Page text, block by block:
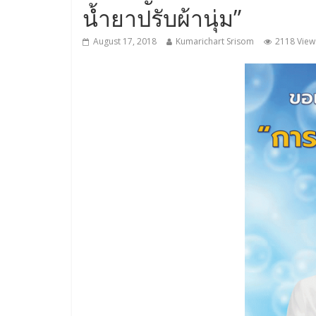
น้ำยาปรับผ้านุ่ม”
August 17, 2018 Kumarichart Srisom 2118